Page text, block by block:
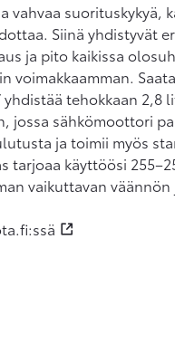
vahvaa
Siinä yhdistyvät
ja pito kaikissa
voimakkaamman.
yhdistää tehokkaan 2,8
jossa sähkömoottori
ja toimii myös
tarjoaa käyttöösi
vaikuttavan väännön